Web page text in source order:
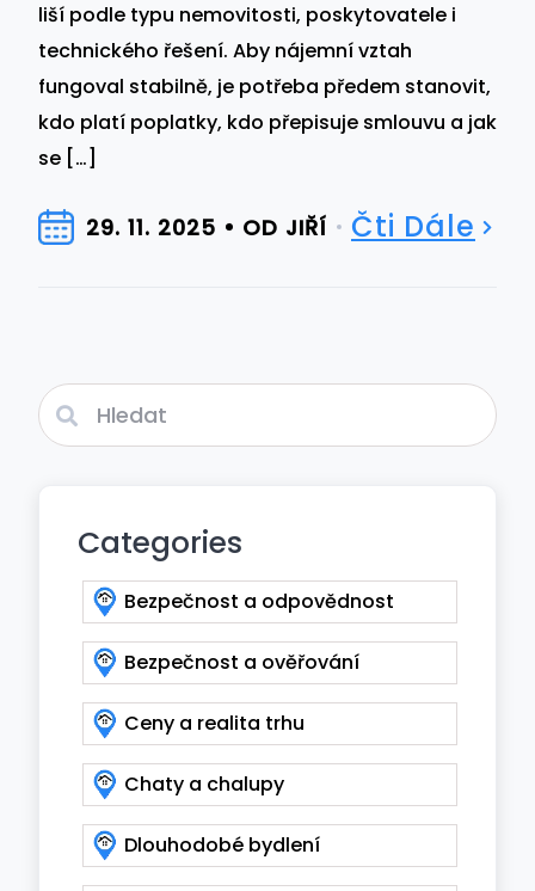
liší podle typu nemovitosti, poskytovatele i
technického řešení. Aby nájemní vztah
fungoval stabilně, je potřeba předem stanovit,
kdo platí poplatky, kdo přepisuje smlouvu a jak
se […]
29. 11. 2025 OD JIŘÍ Čti Dále
Categories
Bezpečnost a odpovědnost
Bezpečnost a ověřování
Ceny a realita trhu
Chaty a chalupy
Dlouhodobé bydlení